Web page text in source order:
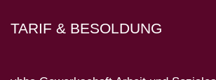
TARIF & BESOLDUNG